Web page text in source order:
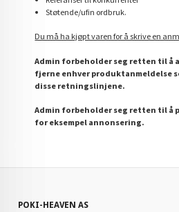
Støtende/ufin ordbruk.
Du må ha kjøpt varen for å skrive en
Admin forbeholder seg retten til å
fjerne enhver produktanmeldelse
disse retningslinjene.
Admin forbeholder seg retten til å
for eksempel annonsering.
POKI-HEAVEN AS